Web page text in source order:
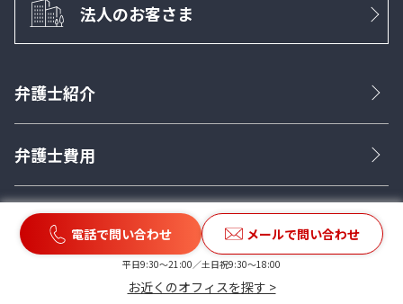
電話で問い合わせ メールで問い合わせ
平日9:30〜21:00／土日祝9:30〜18:00
お近くのオフィスを探す >
法人のお客さま
弁護士紹介
弁護士費用
ご相談の流れ